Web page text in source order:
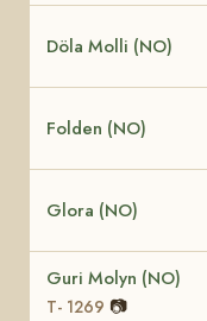
Döla Molli (NO)
Folden (NO)
Glora (NO)
Guri Molyn (NO)
T- 1269 📷